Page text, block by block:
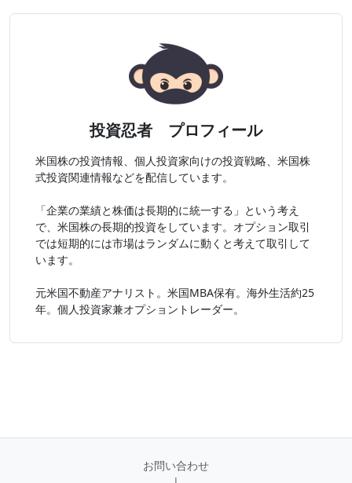
投資忍者 プロフィール
米国株の投資情報、個人投資家向けの投資戦略、米国株
式投資関連情報などを配信しています。
「企業の業績と株価は長期的に統一する」という考え
で、米国株の長期的投資をしています。オプション取引
では短期的には市場はランダムに動くと考えて取引して
います。
元米国不動産アナリスト。米国MBA保有。海外生活約25
年。個人投資家兼オプショントレーダー。
お問い合わせ